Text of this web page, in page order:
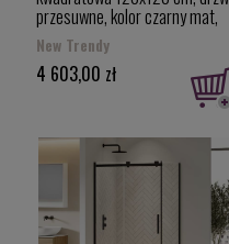
przesuwne, kolor czarny mat,
uniwersalne EXK-3979
New Trendy
4 603,00 zł